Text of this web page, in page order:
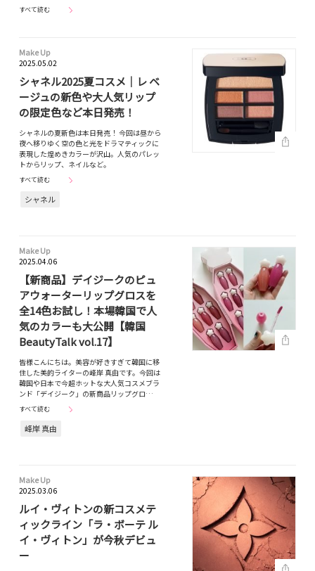
すべて読む
Make Up
2025.05.02
シャネル2025夏コスメ｜レ ベ
ージュの新色や大人気リップ
の限定色など本日発売！
シャネルの夏新色は本日発売！ 今回は昼から
夜へ移りゆく空の色と光をドラマティックに
表現した煌めきカラーが沢山。人気のパレッ
トからリップ、ネイルなど。
すべて読む
シャネル
Make Up
2025.04.06
【新商品】デイジークのピュ
アウォーターリップグロスを
全14色お試し！本場韓国で人
気のカラーも大公開【韓国
BeautyTalk vol.17】
皆様こんにちは。美容が好きすぎて韓国に移
住した美的ライターの峰岸 真由です。今回は
韓国や日本で今超ホットな大人気コスメブラ
ンド「デイジーク」の新商品リップグロ…
すべて読む
峰岸 真由
Make Up
2025.03.06
ルイ・ヴィトンの新コスメテ
ィックライン「ラ・ボーテ ル
イ・ヴィトン」が今秋デビュ
ー